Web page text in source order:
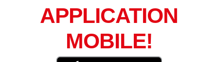
APPLICATION
MOBILE!